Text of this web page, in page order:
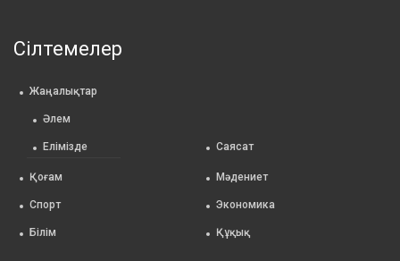
Сілтемелер
Жаңалықтар
Әлем
Елімізде Саясат
Қоғам Мәдениет
Спорт Экономика
Білім Құқық